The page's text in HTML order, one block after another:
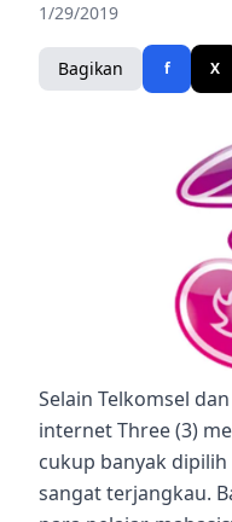
1/29/2019
Bagikan f X
Selain Telkomsel
internet Three (3)
cukup banyak
sangat terjangkau.